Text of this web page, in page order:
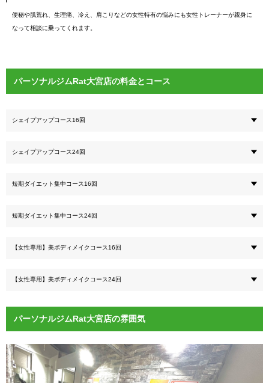
便秘や肌荒れ、生理痛、冷え、肩こりなどの女性特有の悩みにも女性トレーナーが親身に
なって相談に乗ってくれます。
パーソナルジムRat大宮店の料金とコース
シェイプアップコース16回
シェイプアップコース24回
短期ダイエット集中コース16回
短期ダイエット集中コース24回
【女性専用】美ボディメイクコース16回
【女性専用】美ボディメイクコース24回
パーソナルジムRat大宮店の雰囲気